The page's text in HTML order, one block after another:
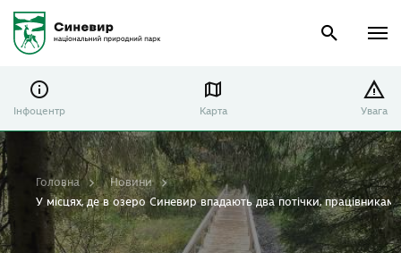
Інфоцентр Карта Увага
Головна
Новини
У місцях, де в озеро Синевир впадають два потічки,